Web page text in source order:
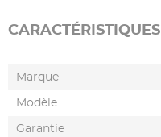
CARACTÉRISTIQUES
Marque
Modèle
Garantie